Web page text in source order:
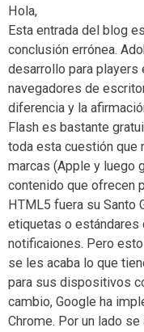
Hola,
Esta entrada del blog
conclusión errónea.
desarrollo para
navegadores de
diferencia y la
Flash es bastante
toda esta cuestión que
marcas (Apple y luego
contenido que ofrecen
HTML5 fuera su Santo
etiquetas o estándares
notificaiones. Pero
se les acaba lo que
para sus dispositivos
cambio, Google ha
Chrome. Por un lado